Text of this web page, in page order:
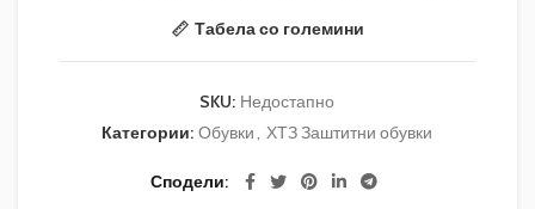
Табела со големини
SKU: Недостапно
Категории: Обувки, ХТЗ Заштитни обувки
Сподели